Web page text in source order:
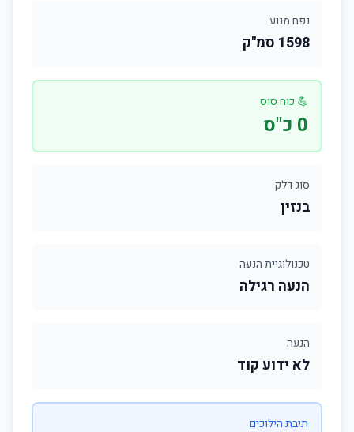
נפח מנוע
1598 סמ"ק
💪 כוח סוס
0 כ"ס
סוג דלק
בנזין
טכנולוגיית הנעה
הנעה רגילה
הנעה
לא ידוע קוד
תיבת הילוכים